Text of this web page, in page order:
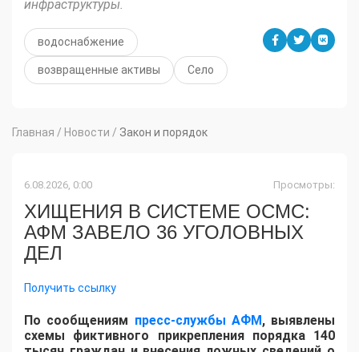
инфраструктуры.
водоснабжение
возвращенные активы Село
Главная / Новости / Закон и порядок
6.08.2026, 0:00 Просмотры:
ХИЩЕНИЯ В СИСТЕМЕ ОСМС:
АФМ ЗАВЕЛО 36 УГОЛОВНЫХ
ДЕЛ
Получить ссылку
По сообщениям пресс-службы АФМ , выявлены
схемы фиктивного прикрепления порядка 140